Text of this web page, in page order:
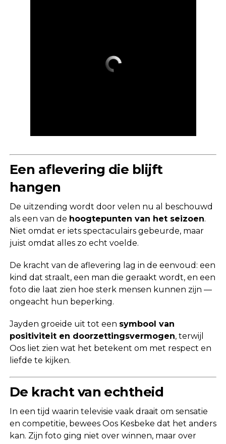
Een aflevering die blijft
hangen
De uitzending wordt door velen nu al beschouwd
als een van de hoogtepunten van het seizoen.
Niet omdat er iets spectaculairs gebeurde, maar
juist omdat alles zo echt voelde.
De kracht van de aflevering lag in de eenvoud: een
kind dat straalt, een man die geraakt wordt, en een
foto die laat zien hoe sterk mensen kunnen zijn —
ongeacht hun beperking.
Jayden groeide uit tot een symbool van
positiviteit en doorzettingsvermogen, terwijl
Oos liet zien wat het betekent om met respect en
liefde te kijken.
De kracht van echtheid
In een tijd waarin televisie vaak draait om sensatie
en competitie, bewees Oos Kesbeke dat het anders
kan. Zijn foto ging niet over winnen, maar over